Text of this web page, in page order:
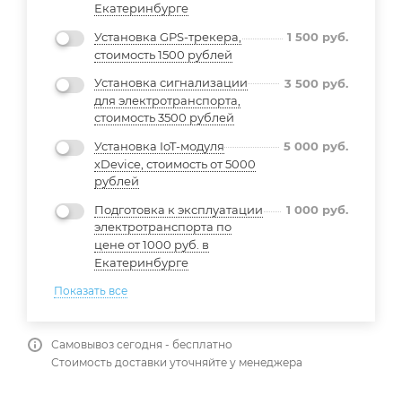
Екатеринбурге
Установка GPS-трекера,
стоимость 1500 рублей
1 500 руб.
Установка сигнализации
для электротранспорта,
стоимость 3500 рублей
3 500 руб.
Установка IoT-модуля
xDevice, стоимость от 5000
рублей
5 000 руб.
Подготовка к эксплуатации
электротранспорта по
цене от 1000 руб. в
Екатеринбурге
1 000 руб.
Показать все
Самовывоз сегодня - бесплатно
Стоимость доставки уточняйте у менеджера